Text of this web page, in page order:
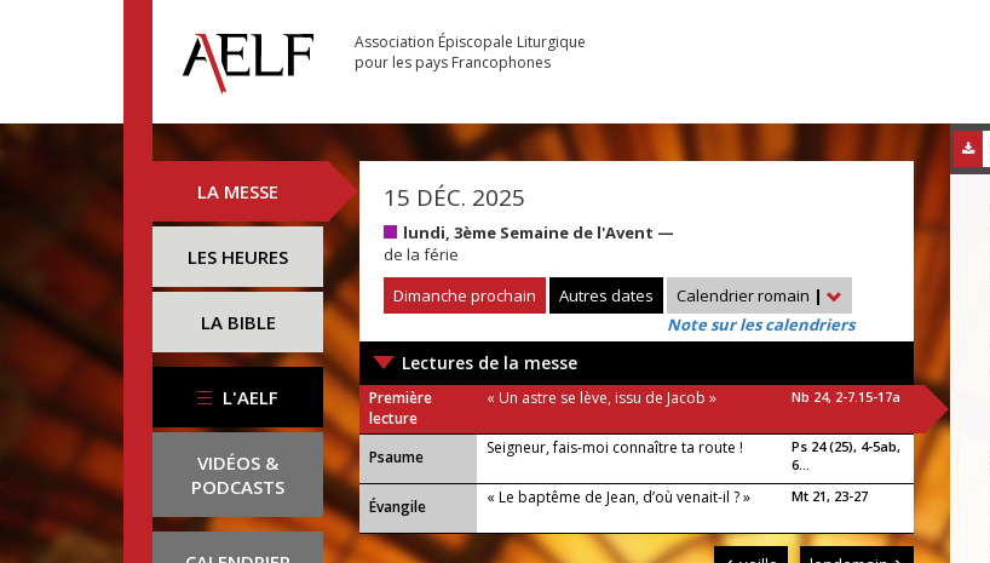
Association Épiscopale Liturgique
pour les pays Francophones
LA MESSE
LES HEURES
LA BIBLE
L'AELF
VIDÉOS &
PODCASTS
15 DÉC. 2025
lundi, 3ème Semaine de l'Avent —
de la férie
Dimanche prochain
Autres dates Calendrier romain |
Note sur les calendriers
Lectures de la messe
Première
lecture
« Un astre se lève, issu de Jacob » Nb 24, 2-7.15-17a
Psaume Seigneur, fais-moi connaître ta route !
Ps 24 (25), 4-5ab,
6...
Évangile « Le baptême de Jean, d’où venait-il ? » Mt 21, 23-27